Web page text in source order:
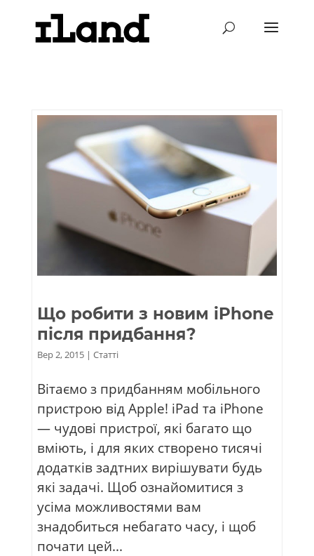
Що робити з новим iPhone
після придбання?
Вер 2, 2015| Статті
Вітаємо з придбанням мобільного
пристрою від Apple! iPad та iPhone
— чудові пристрої, які багато що
вміють, і для яких створено тисячі
додатків задтних вирішувати будь
які задачі. Щоб ознайомитися з
усіма можливостями вам
знадобиться небагато часу, і щоб
почати цей...